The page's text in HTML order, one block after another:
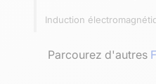
Induction
Parcourez d'autres